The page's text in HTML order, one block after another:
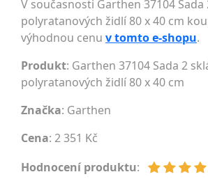
V současnosti Garthen 37104 Sada
polyratanových židlí 80 x 40 cm
výhodnou cenu v tomto e-shopu.
Produkt: Garthen 37104 Sada 2
polyratanových židlí 80 x 40 cm
Značka: Garthen
Cena: 2 351 Kč
Hodnocení produktu: